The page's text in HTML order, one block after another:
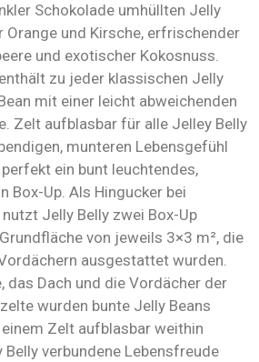
Schokolade umhüllten Jelly
und Kirsche, erfrischender
und exotischer Kokosnuss.
zu jeder klassischen Jelly
mit einer leicht abweichenden
Zelt aufblasbar für alle Jelley Belly
munteren Lebensgefühl
ein bunt leuchtendes,
Box-Up. Als Hingucker bei
Jelly Belly zwei Box-Up
von jeweils 3×3 m², die
ausgestattet wurden.
das Dach und die Vordächer der
wurden bunte Jelly Beans
Zelt aufblasbar weithin
verbundene Lebensfreude